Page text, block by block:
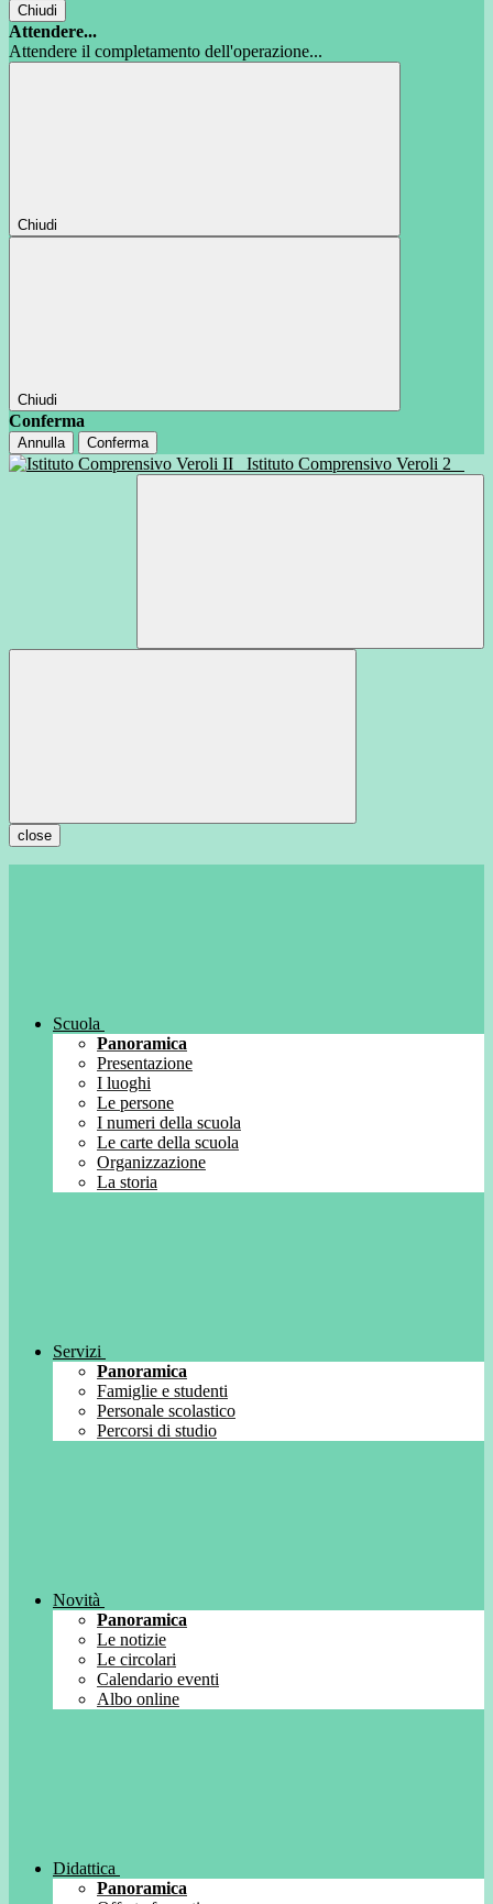
Chiudi
Attendere...
Attendere il completamento dell'operazione...
Chiudi
Chiudi
Conferma
Annulla Conferma
Istituto Comprensivo Veroli 2
close
Scuola
Panoramica
Presentazione
I luoghi
Le persone
I numeri della scuola
Le carte della scuola
Organizzazione
La storia
Servizi
Panoramica
Famiglie e studenti
Personale scolastico
Percorsi di studio
Novità
Panoramica
Le notizie
Le circolari
Calendario eventi
Albo online
Didattica
Panoramica